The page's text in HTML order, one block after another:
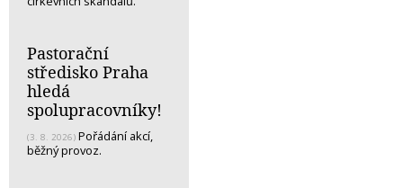
Pastorační
středisko Praha
hledá
spolupracovníky!
(3. 8. 2026) Pořádání akcí,
běžný provoz.